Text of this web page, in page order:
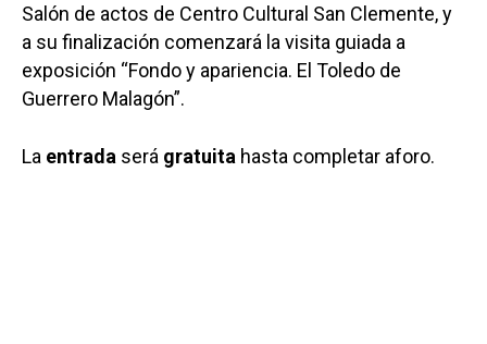
Salón de actos de Centro Cultural San Clemente, y
a su finalización comenzará la visita guiada a
exposición “Fondo y apariencia. El Toledo de
Guerrero Malagón”.
La entrada será gratuita hasta completar aforo.